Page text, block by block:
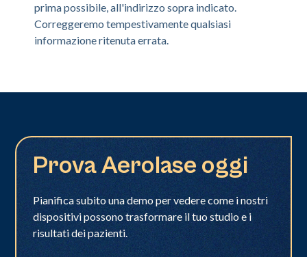
prima possibile, all'indirizzo sopra indicato.
Correggeremo tempestivamente qualsiasi
informazione ritenuta errata.
Prova Aerolase oggi
Pianifica subito una demo per vedere come i nostri
dispositivi possono trasformare il tuo studio e i
risultati dei pazienti.